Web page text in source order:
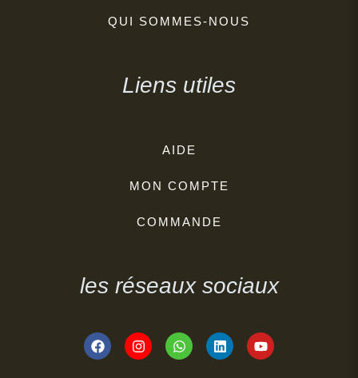
QUI SOMMES-NOUS
Liens utiles
AIDE
MON COMPTE
COMMANDE
les réseaux sociaux